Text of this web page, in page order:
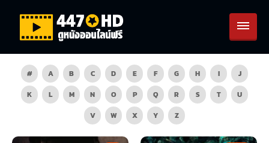
# A B C D E F G H I
J
K
L M N O P Q R S T
U
V
W X Y Z